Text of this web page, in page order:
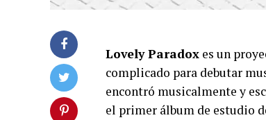
Lovely Paradox es un
complicado para debutar
encontró musicalmente y
el primer álbum de estudio